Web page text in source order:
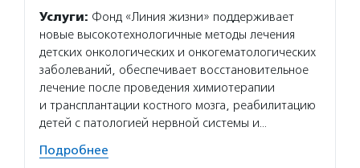
Услуги: Фонд «Линия жизни» поддерживает
новые высокотехнологичные методы лечения
детских онкологических и онкогематологических
заболеваний, обеспечивает восстановительное
лечение после проведения химиотерапии
и трансплантации костного мозга, реабилитацию
детей с патологией нервной системы и…
Подробнее